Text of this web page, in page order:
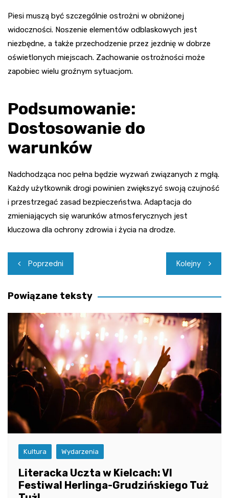
Piesi muszą być szczególnie ostrożni w obniżonej
widoczności. Noszenie elementów odblaskowych jest
niezbędne, a także przechodzenie przez jezdnię w dobrze
oświetlonych miejscach. Zachowanie ostrożności może
zapobiec wielu groźnym sytuacjom.
Podsumowanie:
Dostosowanie do
warunków
Nadchodząca noc pełna będzie wyzwań związanych z mgłą.
Każdy użytkownik drogi powinien zwiększyć swoją czujność
i przestrzegać zasad bezpieczeństwa. Adaptacja do
zmieniających się warunków atmosferycznych jest
kluczowa dla ochrony zdrowia i życia na drodze.
Nawigacja
wpisu
Poprzedni Kolejny
Powiązane teksty
Kultura Wydarzenia
Literacka Uczta w Kielcach: VI
Festiwal Herlinga-Grudzińskiego Tuż